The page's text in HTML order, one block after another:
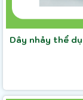
Dây nhảy thể